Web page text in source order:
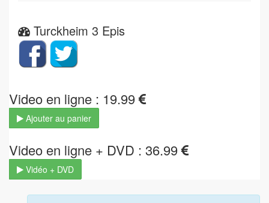
Turckheim 3 Epis
Video en ligne : 19.99
Ajouter au panier
Video en ligne + DVD : 36.99
Vidéo + DVD